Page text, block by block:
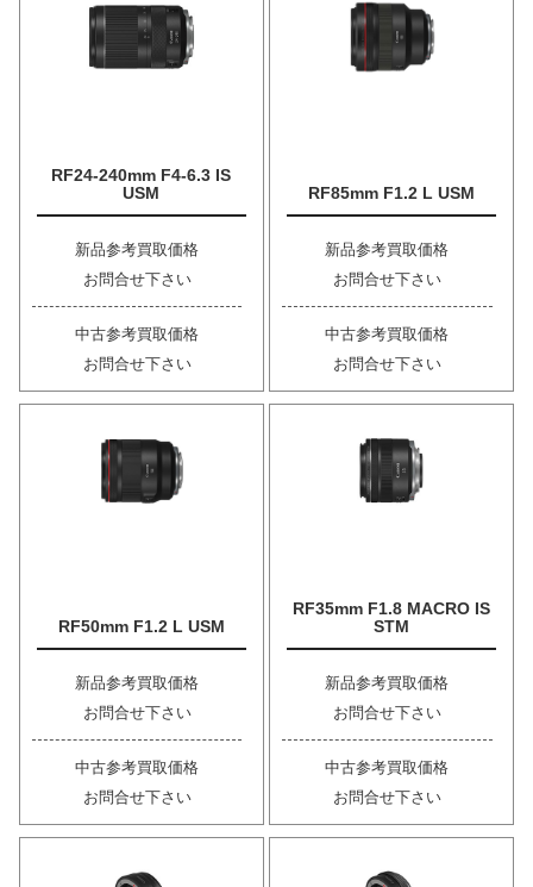
RF24-240mm F4-6.3 IS
USM
新品参考買取価格
お問合せ下さい
中古参考買取価格
お問合せ下さい
RF85mm F1.2 L USM
新品参考買取価格
お問合せ下さい
中古参考買取価格
お問合せ下さい
RF50mm F1.2 L USM
新品参考買取価格
お問合せ下さい
中古参考買取価格
お問合せ下さい
RF35mm F1.8 MACRO IS
STM
新品参考買取価格
お問合せ下さい
中古参考買取価格
お問合せ下さい